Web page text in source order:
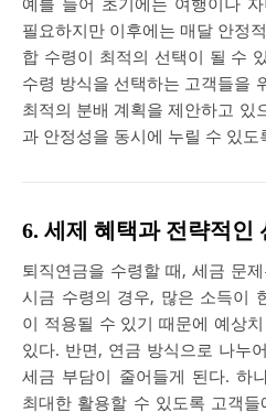
필요하지만 이후에는 매달 안정
합 수령이 최적의 선택이 될 수
수령 방식을 선택하는 고객들을
최적의 분배 계획을 제안하고 있
과 안정성을 동시에 누릴 수 있도
6. 세제 혜택과 전략적인
퇴직연금을 수령할 때, 세금 문
시금 수령의 경우, 많은 소득이
이 적용될 수 있기 때문에 예상
있다. 반면, 연금 방식으로 나누
세금 부담이 줄어들게 된다. 하
최대한 활용할 수 있도록 고객